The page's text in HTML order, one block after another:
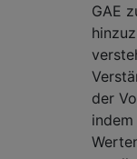
GAE
der